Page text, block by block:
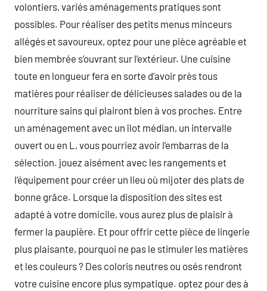
volontiers, variés aménagements pratiques sont
possibles. Pour réaliser des petits menus minceurs
allégés et savoureux, optez pour une pièce agréable et
bien membrée s’ouvrant sur l’extérieur. Une cuisine
toute en longueur fera en sorte d’avoir près tous
matières pour réaliser de délicieuses salades ou de la
nourriture sains qui plairont bien à vos proches. Entre
un aménagement avec un îlot médian, un intervalle
ouvert ou en L, vous pourriez avoir l’embarras de la
sélection. jouez aisément avec les rangements et
l’équipement pour créer un lieu où mijoter des plats de
bonne grâce. Lorsque la disposition des sites est
adapté à votre domicile, vous aurez plus de plaisir à
fermer la paupière. Et pour offrir cette pièce de lingerie
plus plaisante, pourquoi ne pas le stimuler les matières
et les couleurs ? Des coloris neutres ou osés rendront
votre cuisine encore plus sympatique. optez pour des à